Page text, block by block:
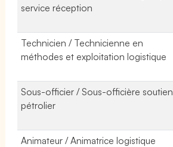
service réception
Technicien / Technicienne en
méthodes et exploitation logistique
Sous-officier / Sous-officière soutien
pétrolier
Animateur / Animatrice logistique